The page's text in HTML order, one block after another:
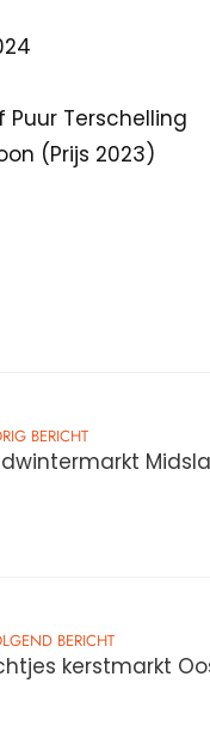
Terschelling
(Prijs 2023)
BERICHT
BERICHT
kerstmarkt